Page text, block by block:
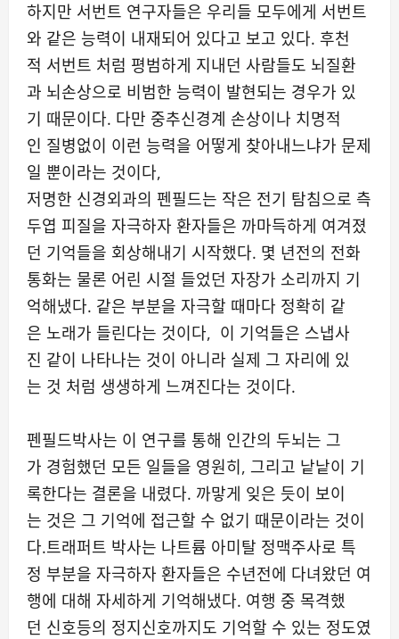
하지만 서번트 연구자들은 우리들 모두에게 서번트
와 같은 능력이 내재되어 있다고 보고 있다. 후천
적 서번트 처럼 평범하게 지내던 사람들도 뇌질환
과 뇌손상으로 비범한 능력이 발현되는 경우가 있
기 때문이다. 다만 중추신경계 손상이나 치명적
인 질병없이 이런 능력을 어떻게 찾아내느냐가 문제
일 뿐이라는 것이다,
저명한 신경외과의 펜필드는 작은 전기 탐침으로 측
두엽 피질을 자극하자 환자들은 까마득하게 여겨졌
던 기억들을 회상해내기 시작했다. 몇 년전의 전화
통화는 물론 어린 시절 들었던 자장가 소리까지 기
억해냈다. 같은 부분을 자극할 때마다 정확히 같
은 노래가 들린다는 것이다, 이 기억들은 스냅사
진 같이 나타나는 것이 아니라 실제 그 자리에 있
는 것 처럼 생생하게 느껴진다는 것이다.
펜필드박사는 이 연구를 통해 인간의 두뇌는 그
가 경험했던 모든 일들을 영원히, 그리고 낱낱이 기
록한다는 결론을 내렸다. 까맣게 잊은 듯이 보이
는 것은 그 기억에 접근할 수 없기 때문이라는 것이
다.트래퍼트 박사는 나트륨 아미탈 정맥주사로 특
정 부분을 자극하자 환자들은 수년전에 다녀왔던 여
행에 대해 자세하게 기억해냈다. 여행 중 목격했
던 신호등의 정지신호까지도 기억할 수 있는 정도였